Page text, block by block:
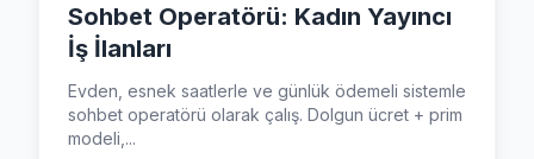
Sohbet Operatörü: Kadın Yayıncı
İş İlanları
Evden, esnek saatlerle ve günlük ödemeli sistemle
sohbet operatörü olarak çalış. Dolgun ücret + prim
modeli,...